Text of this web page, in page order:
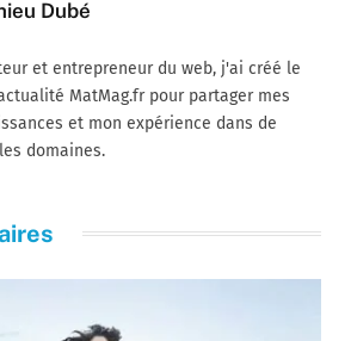
Dubé
et entrepreneur du web, j'ai créé le
MatMag.fr pour partager mes
et mon expérience dans de
domaines.